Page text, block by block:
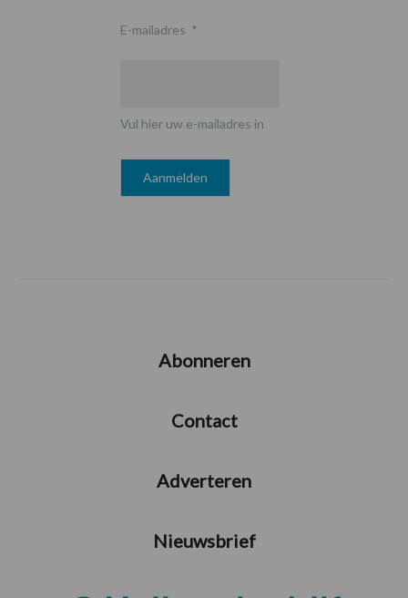
E-mailadres *
Vul hier uw e-mailadres in
Abonneren
Contact
Adverteren
Nieuwsbrief